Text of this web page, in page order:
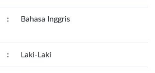
: Bahasa Inggris
: Laki-Laki